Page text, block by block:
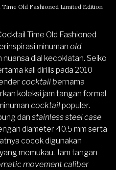
Time Old Fashioned Limited Edition
Time Old Fashioned
minuman old
nuansa dial kecoklatan. Seiko
kali dirilis pada 2010
cocktail bernama
koleksi jam tangan formal
cocktailpopuler.
dan stainless steel case
diameter 40.5 mm serta
cocok digunakan
memukau. Jam tangan
movement caliber